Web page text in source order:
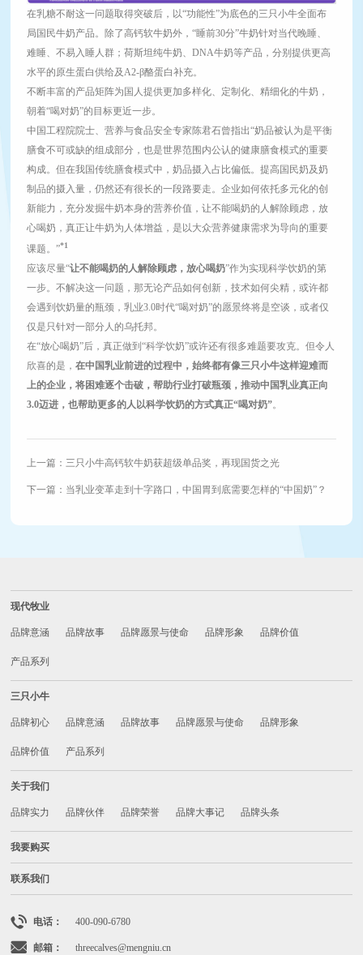
在乳糖不耐这一问题取得突破后，以“功能性”为底色的三只小牛全面布
局国民牛奶产品。除了高钙软牛奶外，“睡前30分”牛奶针对当代晚睡、
难睡、不易入睡人群；荷斯坦纯牛奶、DNA牛奶等产品，分别提供更高
水平的原生蛋白供给及A2-β酪蛋白补充。
不断丰富的产品矩阵为国人提供更加多样化、定制化、精细化的牛奶，
朝着“喝对奶”的目标更近一步。
中国工程院院士、营养与食品安全专家陈君石曾指出“奶品被认为是平衡
膳食不可或缺的组成部分，也是世界范围内公认的健康膳食模式的重要
构成。但在我国传统膳食模式中，奶品摄入占比偏低。提高国民奶及奶
制品的摄入量，仍然还有很长的一段路要走。企业如何依托多元化的创
新能力，充分发掘牛奶本身的营养价值，让不能喝奶的人解除顾虑，放
心喝奶，真正让牛奶为人体增益，是以大众营养健康需求为导向的重要
课题。”*1
应该尽量“让不能喝奶的人解除顾虑，放心喝奶”作为实现科学饮奶的第
一步。不解决这一问题，那无论产品如何创新，技术如何尖精，或许都
会遇到饮奶量的瓶颈，乳业3.0时代“喝对奶”的愿景终将是空谈，或者仅
仅是只针对一部分人的乌托邦。
在“放心喝奶”后，真正做到“科学饮奶”或许还有很多难题要攻克。但令人
欣喜的是，在中国乳业前进的过程中，始终都有像三只小牛这样迎难而
上的企业，将困难逐个击破，帮助行业打破瓶颈，推动中国乳业真正向
3.0迈进，也帮助更多的人以科学饮奶的方式真正“喝对奶”。
上一篇： 三只小牛高钙软牛奶获超级单品奖，再现国货之光
下一篇： 当乳业变革走到十字路口，中国胃到底需要怎样的“中国奶”？
现代牧业
品牌意涵 品牌故事 品牌愿景与使命 品牌形象 品牌价值
产品系列
三只小牛
品牌初心 品牌意涵 品牌故事 品牌愿景与使命 品牌形象
品牌价值 产品系列
关于我们
品牌实力 品牌伙伴 品牌荣誉 品牌大事记 品牌头条
我要购买
联系我们
电话： 400-090-6780
邮箱： threecalves@mengniu.cn